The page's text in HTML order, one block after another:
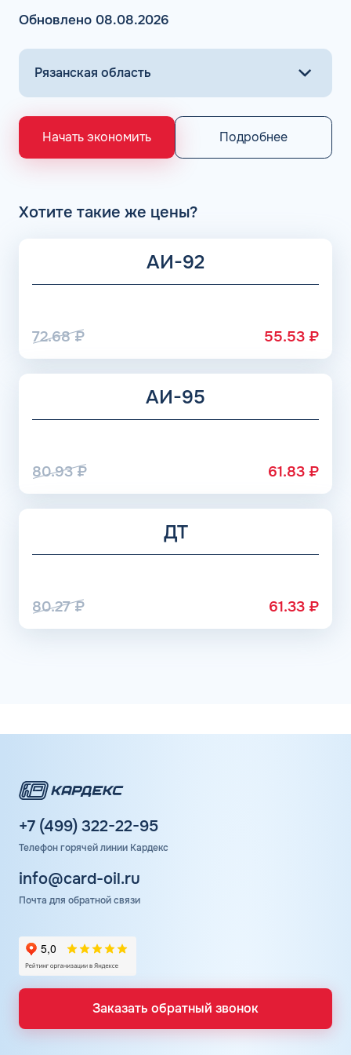
горючего на проверенных АЗС осуществляется всего в
Основными поставщиками для АЗС Flash являются
выпускающие лучшее топливо в стране экологического
класса Евро 5: ООО «Газпром добыча Астрахань» ПАО
«Газпром», Рязанский НПЗ, Саратовский НПЗ, Уфимский
НПЗ группы Роснефть. АЗС Flash и АГЗС компании
Обновлено 08.08.2026
Начать экономить Подробнее
Хотите такие же цены?
АИ-92
72.68₽ 55.53 ₽
АИ-95
80.93₽ 61.83 ₽
ДТ
80.27₽ 61.33 ₽
+7 (499) 322-22-95
Телефон горячей линии Кардекс
info@card-oil.ru
Почта для обратной связи
Заказать обратный звонок